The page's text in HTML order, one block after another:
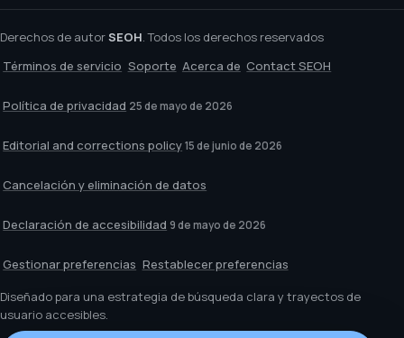
Derechos de autorSEOH. Todos los derechos reservados
Términos de servicio Soporte Acerca de Contact SEOH
Política de privacidad 25 de mayo de 2026
Editorial and corrections policy 15 de junio de 2026
Cancelación y eliminación de datos
Declaración de accesibilidad 9 de mayo de 2026
Gestionar preferencias Restablecer preferencias
Diseñado para una estrategia de búsqueda clara y trayectos de
usuario accesibles.